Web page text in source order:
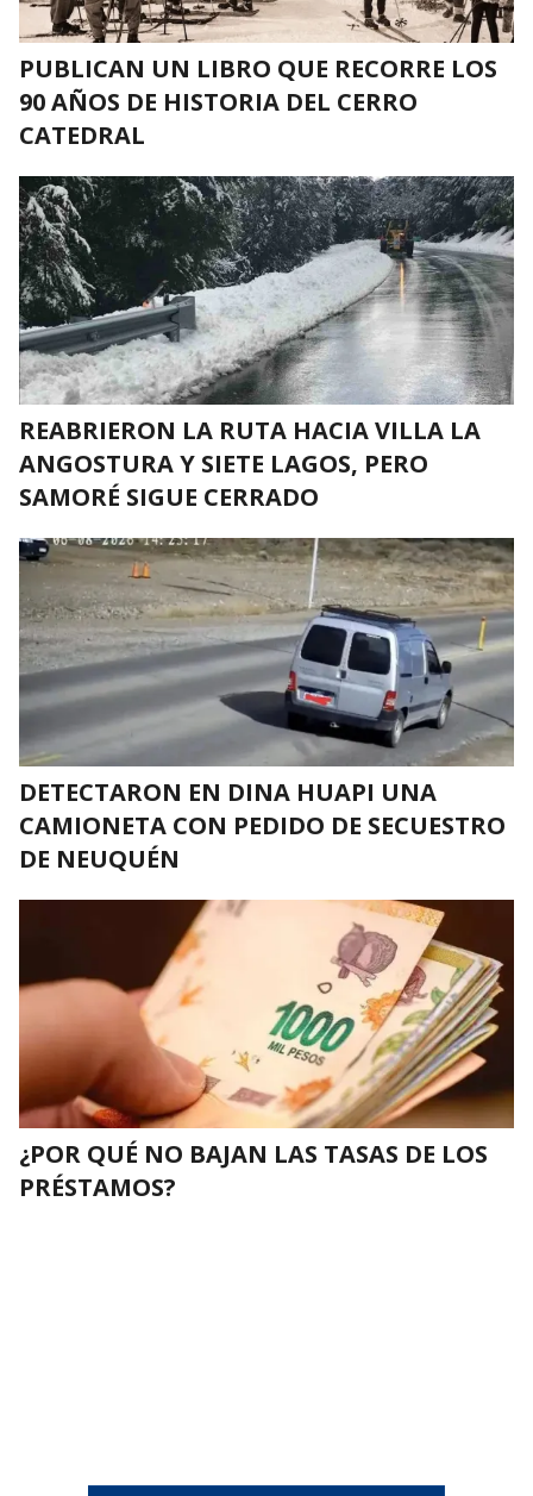
PUBLICAN UN LIBRO QUE RECORRE LOS
90 AÑOS DE HISTORIA DEL CERRO
CATEDRAL
REABRIERON LA RUTA HACIA VILLA LA
ANGOSTURA Y SIETE LAGOS, PERO
SAMORÉ SIGUE CERRADO
DETECTARON EN DINA HUAPI UNA
CAMIONETA CON PEDIDO DE SECUESTRO
DE NEUQUÉN
¿POR QUÉ NO BAJAN LAS TASAS DE LOS
PRÉSTAMOS?